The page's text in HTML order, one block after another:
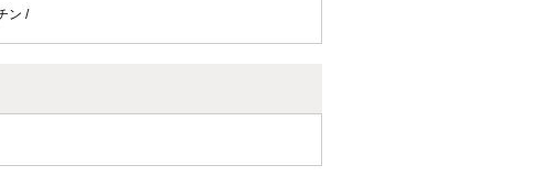
ン /